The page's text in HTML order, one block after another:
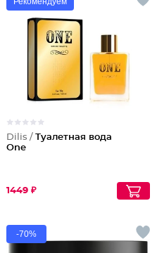
Dilis / Туалетная вода
One
1449 ₽
-70%